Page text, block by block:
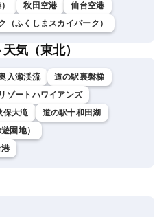
秋田空港
仙台空港
（ふくしまスカイパーク）
気（東北）
入瀬渓流
道の駅裏磐梯
ゾートハワイアンズ
保大滝
道の駅十和田湖
園地）